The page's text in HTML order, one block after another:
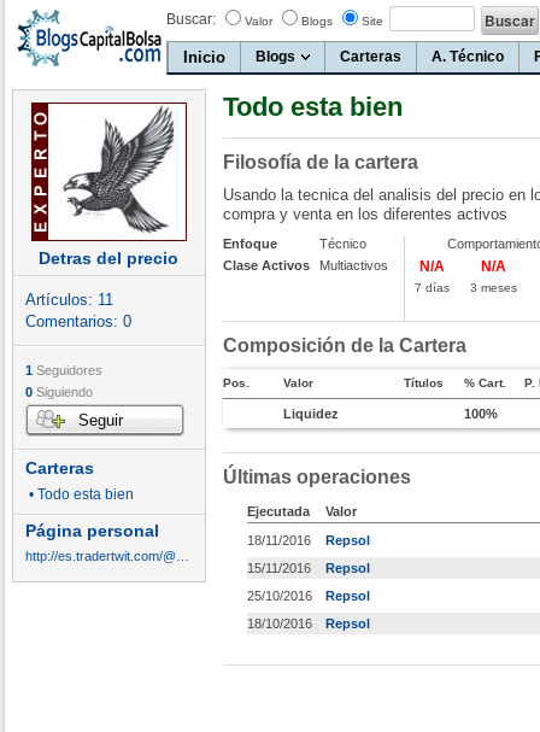
Buscar: Valor Blogs Site
Inicio Blogs Carteras A. Técnico
Detras del precio
Artículos: 11
Comentarios: 0
1 Seguidores
0 Siguiendo
Seguir
Carteras
• Todo esta bien
Página personal
Todo esta bien
Filosofía de la cartera
Usando la tecnica del analisis del precio en
compra y venta en los diferentes activos
Enfoque
Técnico
Clase Activos
Multiactivos N/A
7 días
N/A
3 meses
Composición de la Cartera
Pos. Valor Títulos % Cart. P.
Liquidez 100%
Últimas operaciones
Ejecutada
Valor
18/11/2016
Repsol
15/11/2016
Repsol
25/10/2016
Repsol
18/10/2016
Repsol